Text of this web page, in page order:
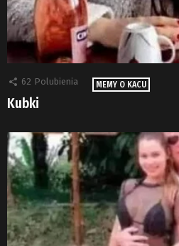
62 Polubienia MEMY O KACU
Kubki